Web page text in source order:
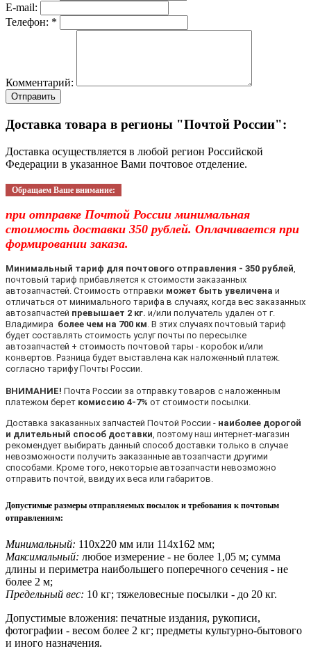
E-mail:
Телефон: *
Комментарий:
Отправить
Доставка товара в регионы "Почтой России":
Доставка осуществляется в любой регион Российской
Федерации в указанное Вами почтовое отделение.
Обращаем Ваше внимание:
при отправке Почтой России минимальная
стоимость доставки 350 рублей. Оплачивается при
формировании заказа.
Минимальный тариф для почтового отправления - 350 рублей
почтовый тариф прибавляется к стоимости заказанных
автозапчастей. Стоимость отправки может быть увеличена и
отличаться от минимального тарифа в случаях, когда вес заказанных
автозапчастей превышает 2 кг. и/или получатель удален от г.
Владимира более чем на 700 км . В этих случаях почтовый тариф
будет составлять стоимость услуг почты по пересылке
автозапчастей + стоимость почтовой тары - коробок и/или
конвертов. Разница будет выставлена как наложенный платеж.
согласно тарифу Почты России.
ВНИМАНИЕ! Почта России за отправку товаров с наложенным
платежом берет комиссию 4-7% от стоимости посылки.
Доставка заказанных запчастей Почтой России - наиболее дорогой
и длительный способ доставки , поэтому наш интернет-магазин
рекомендует выбирать данный способ доставки только в случае
невозможности получить заказанные автозапчасти другими
способами. Кроме того, некоторые автозапчасти невозможно
отправить почтой, ввиду их веса или габаритов.
Допустимые размеры отправляемых посылок и требования к почтовым
отправлениям:
Минимальный: 110х220 мм или 114х162 мм;
Максимальный: любое измерение - не более 1,05 м; сумма
длины и периметра наибольшего поперечного сечения - не
более 2 м;
Предельный вес: 10 кг; тяжеловесные посылки - до 20 кг.
Допустимые вложения: печатные издания, рукописи,
фотографии - весом более 2 кг; предметы культурно-бытового
и иного назначения.